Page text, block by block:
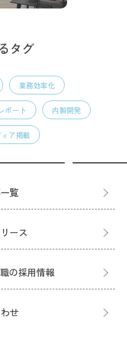
タグ
業務効率化
ポート 内製開発
ィア掲載
覧
ース
の採用情報
せ